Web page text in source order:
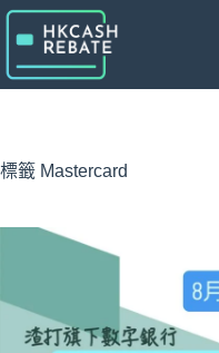
跳
至
主
要
標籤 Mastercard